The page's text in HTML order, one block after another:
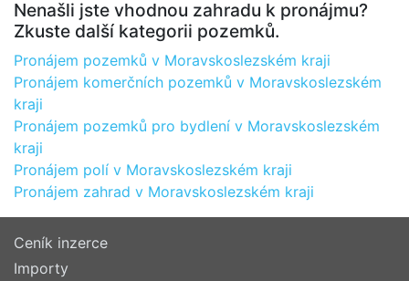
Nenašli jste vhodnou zahradu k pronájmu?
Zkuste další kategorii pozemků.
Pronájem pozemků v Moravskoslezském kraji
Pronájem komerčních pozemků v Moravskoslezském
kraji
Pronájem pozemků pro bydlení v Moravskoslezském
kraji
Pronájem polí v Moravskoslezském kraji
Pronájem zahrad v Moravskoslezském kraji
Ceník inzerce
Importy